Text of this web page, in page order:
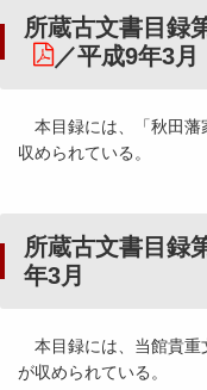
所蔵古文書目録
／平成9年3月
本目録には、「秋田藩
収められている。
所蔵古文書目録
年3月
本目録には、当館貴重
が収められている。